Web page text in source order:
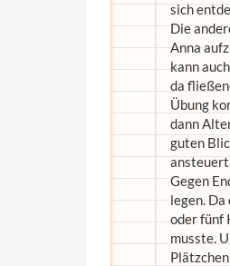
sich
Die
Anna
kann
da
Übung
dann
guten
Gegen
legen.
oder fünf
musste.